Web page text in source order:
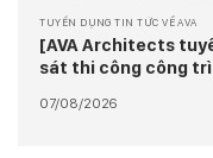
TUYỂN DỤNG TIN TỨC VỀ AVA
[AVA Architects
sát thi công công
07/08/2026